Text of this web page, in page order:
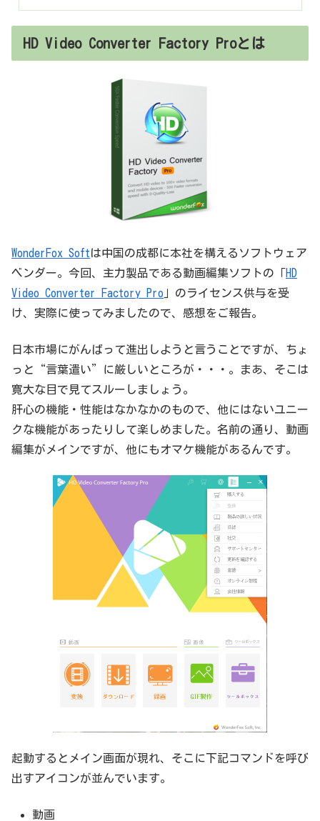
HD Video Converter Factory Proとは
WonderFox Softは中国の成都に本社を構えるソフトウェア
ベンダー。今回、主力製品である動画編集ソフトの「HD
Video Converter Factory Pro 」のライセンス供与を受
け、実際に使ってみましたので、感想をご報告。
日本市場にがんばって進出しようと言うことですが、ちょ
っと“言葉遣い”に厳しいところが・・・。まあ、そこは
寛大な目で見てスルーしましょう。
肝心の機能・性能はなかなかのもので、他にはないユニー
クな機能があったりして楽しめました。名前の通り、動画
編集がメインですが、他にもオマケ機能があるんです。
起動するとメイン画面が現れ、そこに下記コマンドを呼び
出すアイコンが並んでいます。
動画